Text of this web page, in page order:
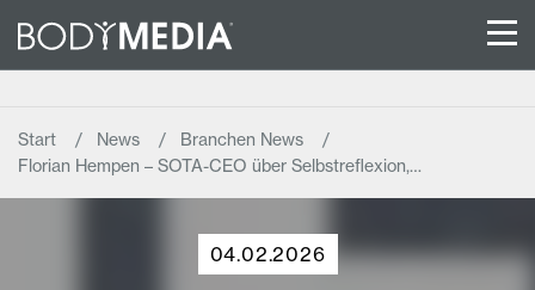
Start News
Branchen News
Florian Hempen – SOTA-CEO über Selbstreflexion,…
04.02.2026